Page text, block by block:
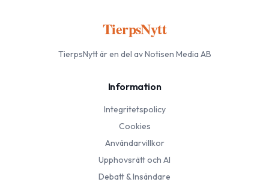
TierpsNytt
TierpsNyttär en del av Notisen Media AB
Information
Integritetspolicy
Cookies
Användarvillkor
Upphovsrätt och AI
Debatt & Insändare